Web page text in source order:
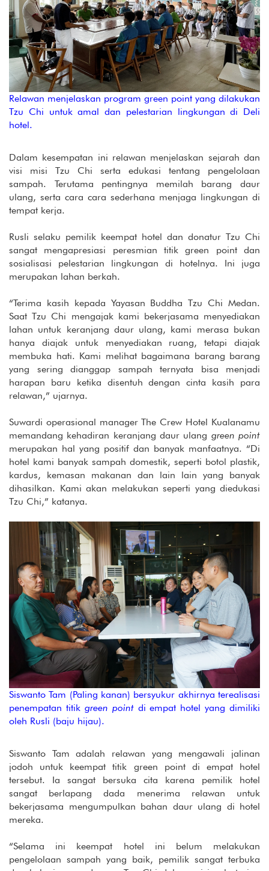
Relawan menjelaskan program green point yang dilakukan
Tzu Chi untuk amal dan pelestarian lingkungan di Deli
hotel.
Dalam kesempatan ini relawan menjelaskan sejarah dan
visi misi Tzu Chi serta edukasi tentang pengelolaan
sampah. Terutama pentingnya memilah barang daur
ulang, serta cara cara sederhana menjaga lingkungan di
tempat kerja.
Rusli selaku pemilik keempat hotel dan donatur Tzu Chi
sangat mengapresiasi peresmian titik green point dan
sosialisasi pelestarian lingkungan di hotelnya. Ini juga
merupakan lahan berkah.
“Terima kasih kepada Yayasan Buddha Tzu Chi Medan.
Saat Tzu Chi mengajak kami bekerjasama menyediakan
lahan untuk keranjang daur ulang, kami merasa bukan
hanya diajak untuk menyediakan ruang, tetapi diajak
membuka hati. Kami melihat bagaimana barang barang
yang sering dianggap sampah ternyata bisa menjadi
harapan baru ketika disentuh dengan cinta kasih para
relawan,” ujarnya.
Suwardi operasional manager The Crew Hotel Kualanamu
memandang kehadiran keranjang daur ulang green point
merupakan hal yang positif dan banyak manfaatnya. “Di
hotel kami banyak sampah domestik, seperti botol plastik,
kardus, kemasan makanan dan lain lain yang banyak
dihasilkan. Kami akan melakukan seperti yang diedukasi
Tzu Chi,” katanya.
Siswanto Tam (Paling kanan) bersyukur akhirnya terealisasi
penempatan titik green pointdi empat hotel yang dimiliki
oleh Rusli (baju hijau).
Siswanto Tam adalah relawan yang mengawali jalinan
jodoh untuk keempat titik green point di empat hotel
tersebut. Ia sangat bersuka cita karena pemilik hotel
sangat berlapang dada menerima relawan untuk
bekerjasama mengumpulkan bahan daur ulang di hotel
mereka.
“Selama ini keempat hotel ini belum melakukan
pengelolaan sampah yang baik, pemilik sangat terbuka